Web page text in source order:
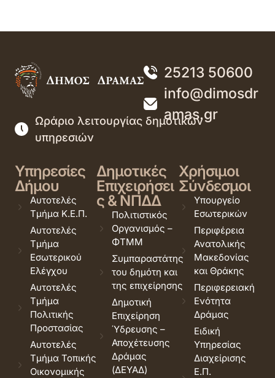
25213 50600
info@dimosdr
amas.gr
Ωράριο λειτουργίας δημοτικών
υπηρεσιών
Υπηρεσίες
Δήμου
Αυτοτελές
Τμήμα Κ.Ε.Π.
Αυτοτελές
Τμήμα
Εσωτερικού
Ελέγχου
Αυτοτελές
Τμήμα
Πολιτικής
Προστασίας
Αυτοτελές
Τμήμα Τοπικής
Οικονομικής
Δημοτικές
Επιχειρήσει
ς & ΝΠΔΔ
Πολιτιστικός
Οργανισμός –
ΦΤΜΜ
Συμπαραστάτης
του δημότη και
της επιχείρησης
Δημοτική
Επιχείρηση
Ύδρευσης –
Αποχέτευσης
Δράμας
(ΔΕΥΑΔ)
Χρήσιμοι
Σύνδεσμοι
Υπουργείο
Εσωτερικών
Περιφέρεια
Ανατολικής
Μακεδονίας
και Θράκης
Περιφερειακή
Ενότητα
Δράμας
Ειδική
Υπηρεσίας
Διαχείρισης
Ε.Π.